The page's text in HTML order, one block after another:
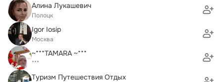
Алина Лукашевич
Полоцк
Igor Iosip
Москва
~***TAMARA ~***
***
Туризм Путешествия Отдых